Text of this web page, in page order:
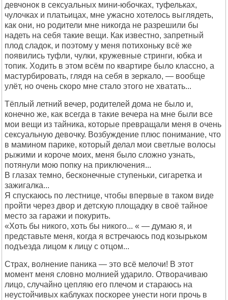
девчонок в сексуальных мини-юбочках, туфельках,
чулочках и платьицах, мне ужасно хотелось выглядеть,
как они, но родители мне никогда не разрешили бы
надеть на себя такие вещи. Как известно, запретный
плод сладок, и поэтому у меня потихоньку всё же
появились туфли, чулки, кружевные стринги, юбка и
топик. Ходить в этом всём по квартире было классно, а
мастурбировать, глядя на себя в зеркало, — вообще
улёт, но очень скоро мне стало этого не хватать...
Тёплый летний вечер, родителей дома не было и,
конечно же, как всегда в такие вечера на мне были все
мои вещи из тайника, которые превращали меня в очень
сексуальную девочку. Возбуждение плюс понимание, что
в мамином парике, который делал мои светлые волосы
рыжими и короче моих, меня было сложно узнать,
потянули мою попку на приключения...
В глазах темно, бесконечные ступеньки, сигаретка и
зажигалка...
Я спускаюсь по лестнице, чтобы впервые в таком виде
пройти через двор и детскую площадку в своё тайное
место за гаражи и покурить.
«Хоть бы никого, хоть бы никого... « — думаю я, и
представьте меня, когда я встречаюсь под козырьком
подъезда лицом к лицу с отцом...
Страх, волнение паника — это всё мелочи! В этот
момент меня словно молнией ударило. Отворачиваю
лицо, случайно цепляю его плечом и стараюсь на
неустойчивых каблуках поскорее унести ноги прочь в